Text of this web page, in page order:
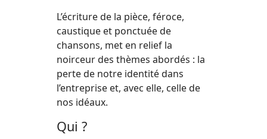
L’écriture de la pièce, féroce,
caustique et ponctuée de
chansons, met en relief la
noirceur des thèmes abordés : la
perte de notre identité dans
l’entreprise et, avec elle, celle de
nos idéaux.
Qui ?